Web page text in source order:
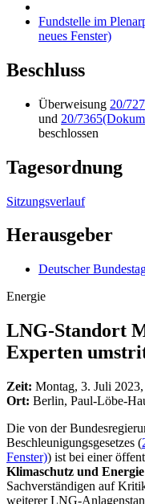
Fundstelle im
neues Fenster)
Beschluss
Überweisung 20/
und 20/7365
beschlossen
Tagesordnung
Sitzungsverlauf
Herausgeber
Deutscher
Energie
LNG-Standort
Experten
Zeit: Montag, 3. Juli
Ort: Berlin, Paul-Löbe-
Die von der
Beschleunigungsgesetzes (
Fenster)) ist bei einer
Klimaschutz und Energie
Sachverständigen auf
weitererLNG-